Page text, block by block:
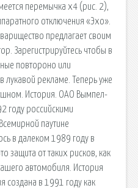
перемычка x4 (рис. 2),
отключения «Эхо».
предлагает своим
Зарегистрируйтесь чтобы в
повтороно или
лукавой рекламе. Теперь уже
История. ОАО Вымпел-
году российскими
паутине
в далеком 1989 году в
защита от таких рисков, как
автомобиля. История
создана в 1991 году как